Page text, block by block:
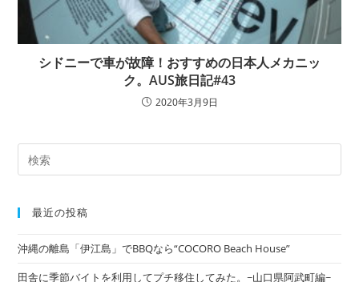
シドニーで車が故障！おすすめの日本人メカニッ
ク。AUS旅日記#43
2020年3月9日
最近の投稿
沖縄の離島「伊江島」でBBQなら“COCORO Beach House”
田舎に季節バイトを利用してプチ移住してみた。~山口県阿武町編~